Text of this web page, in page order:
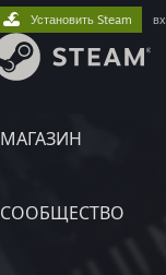
МАГАЗИН
СООБЩЕСТВО
Установить Steam